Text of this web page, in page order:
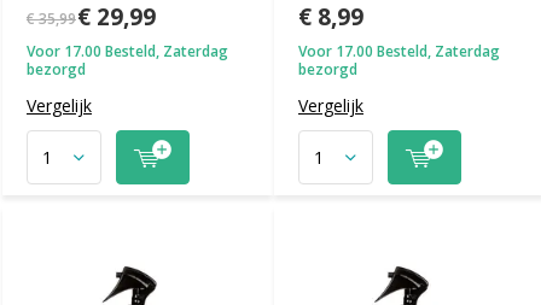
€ 35,99€ 29,99
Voor 17.00 Besteld, Zaterdag
bezorgd
Vergelijk
€ 8,99
Voor 17.00 Besteld, Zaterdag
bezorgd
Vergelijk